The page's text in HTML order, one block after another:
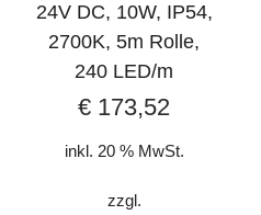
24V DC, 10W, IP54,
2700K, 5m Rolle,
240 LED/m
€ 173,52
inkl. 20 % MwSt.
zzgl.